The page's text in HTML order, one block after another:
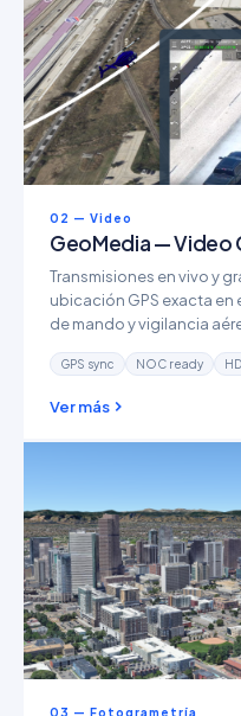
02 — Video
GeoMedia —
Transmisiones en vivo y
ubicación GPS exacta en
de mando y vigilancia
GPS sync NOC ready
Ver más
03 — Fotogrametría